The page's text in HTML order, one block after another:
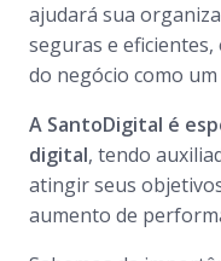
ajudará sua
seguras e
do negócio como
A SantoDigital é
digital, tendo
atingir seus
aumento de